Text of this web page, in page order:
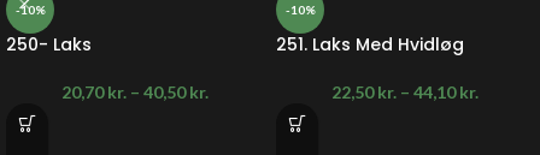
-10%
250- Laks
20,70kr. – 40,50kr.
-10%
251. Laks Med Hvidløg
22,50kr. – 44,10kr.